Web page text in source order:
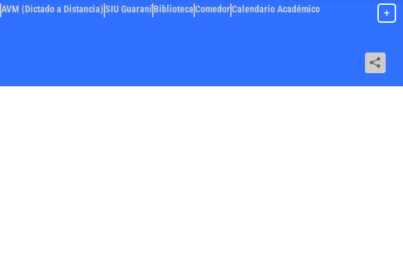
+
AVM (Dictado a Distancia)SIU GuaraníBibliotecaComedorCalendario Académico